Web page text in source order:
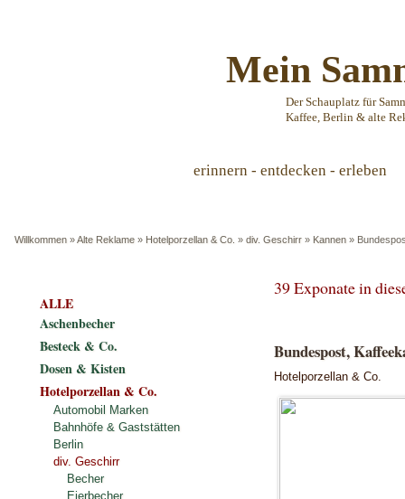
Mein
Der Schauplatz für
Kaffee, Berlin & alte
erinnern - entdecken - erleben
Willkommen »Alte Reklame » Hotelporzellan & Co. » div. Geschirr » Kannen »
39 Exponate in
Bundespost,
Hotelporzellan & Co.
ALLE
Aschenbecher
Besteck & Co.
Dosen & Kisten
Hotelporzellan & Co.
Automobil Marken
Bahnhöfe & Gaststätten
Berlin
div. Geschirr
Becher
Eierbecher